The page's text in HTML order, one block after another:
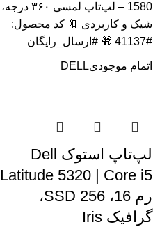
1580 – لپ‌تاپ لمسی ۳۶۰ درجه،
شیک و کاربردی 🔖 کد محصول:
#41137 🎁 #ارسال_رایگان
اتمام موجودیDELL
لپ‌تاپ استوک Dell
Latitude 5320 | Core i5
رم 16، SSD 256،
گرافیک Iris